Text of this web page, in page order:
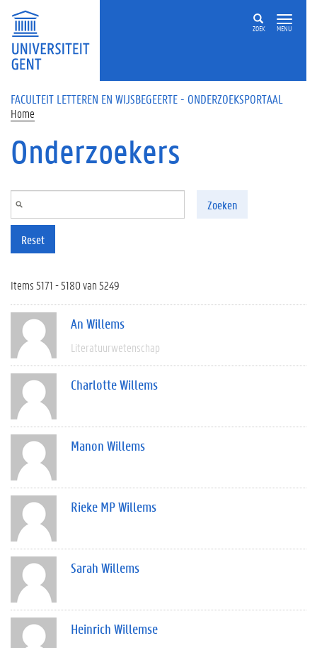
Overslaan en naar de inhoud gaan
ZOEK MENU
FACULTEIT LETTEREN EN WIJSBEGEERTE - ONDERZOEKSPORTAAL
Home
Onderzoekers
Zoeken
Reset
Items 5171 - 5180 van 5249
An Willems
Literatuurwetenschap
Charlotte Willems
Manon Willems
Rieke MP Willems
Sarah Willems
Heinrich Willemse